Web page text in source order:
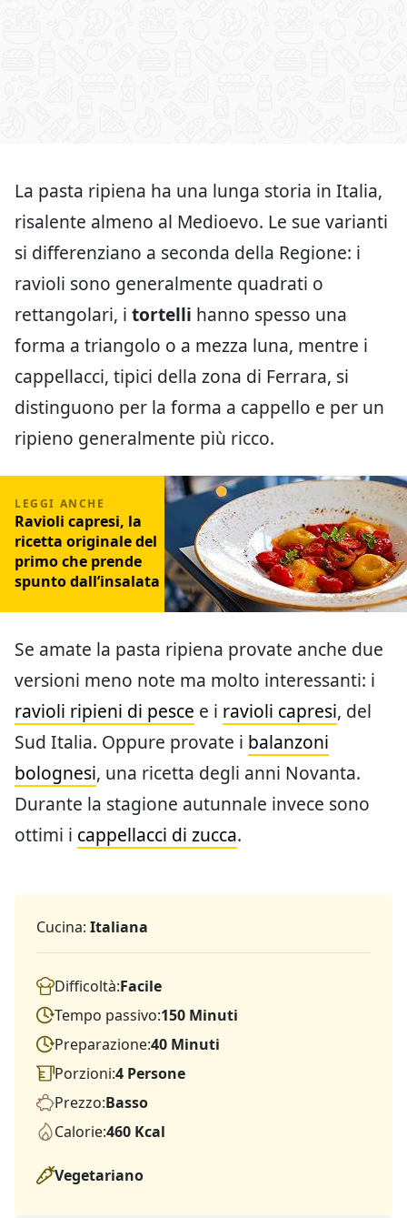
La pasta ripiena ha una lunga storia in Italia,
risalente almeno al Medioevo. Le sue varianti
si differenziano a seconda della Regione: i
ravioli sono generalmente quadrati o
rettangolari, i tortelli hanno spesso una
forma a triangolo o a mezza luna, mentre i
cappellacci, tipici della zona di Ferrara, si
distinguono per la forma a cappello e per un
ripieno generalmente più ricco.
Ravioli capresi, la
ricetta originale del
primo che prende
spunto dall’insalata
Se amate la pasta ripiena provate anche due
versioni meno note ma molto interessanti: i
ravioli ripieni di pesce e i ravioli capresi, del
Sud Italia. Oppure provate i balanzoni
bolognesi, una ricetta degli anni Novanta.
Durante la stagione autunnale invece sono
ottimi i cappellacci di zucca.
Cucina: Italiana
Difficoltà:Facile
Tempo passivo:150 Minuti
Preparazione:40 Minuti
Porzioni:4 Persone
Prezzo:Basso
Calorie:460 Kcal
Vegetariano